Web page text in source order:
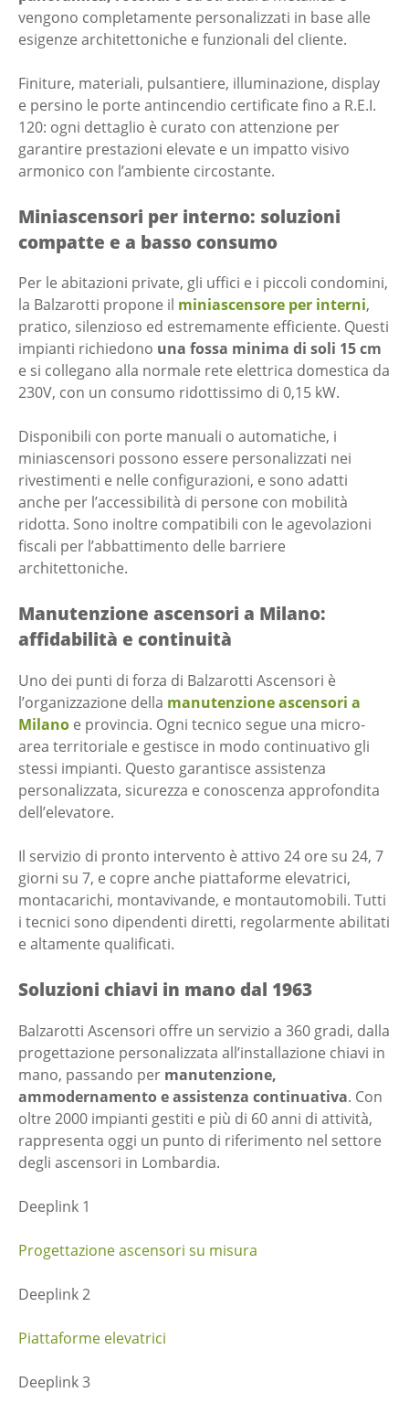
vengono completamente personalizzati in base alle
esigenze architettoniche e funzionali del cliente.
Finiture, materiali, pulsantiere, illuminazione, display
e persino le porte antincendio certificate fino a R.E.I.
120: ogni dettaglio è curato con attenzione per
garantire prestazioni elevate e un impatto visivo
armonico con l’ambiente circostante.
Miniascensori per interno: soluzioni
compatte e a basso consumo
Per le abitazioni private, gli uffici e i piccoli condomini,
la Balzarotti propone il miniascensore per interni,
pratico, silenzioso ed estremamente efficiente. Questi
impianti richiedono una fossa minima di soli 15 cm
e si collegano alla normale rete elettrica domestica da
230V, con un consumo ridottissimo di 0,15 kW.
Disponibili con porte manuali o automatiche, i
miniascensori possono essere personalizzati nei
rivestimenti e nelle configurazioni, e sono adatti
anche per l’accessibilità di persone con mobilità
ridotta. Sono inoltre compatibili con le agevolazioni
fiscali per l’abbattimento delle barriere
architettoniche.
Manutenzione ascensori a Milano:
affidabilità e continuità
Uno dei punti di forza di Balzarotti Ascensori è
l’organizzazione della manutenzione ascensori a
Milano e provincia. Ogni tecnico segue una micro-
area territoriale e gestisce in modo continuativo gli
stessi impianti. Questo garantisce assistenza
personalizzata, sicurezza e conoscenza approfondita
dell’elevatore.
Il servizio di pronto intervento è attivo 24 ore su 24, 7
giorni su 7, e copre anche piattaforme elevatrici,
montacarichi, montavivande, e montautomobili. Tutti
i tecnici sono dipendenti diretti, regolarmente abilitati
e altamente qualificati.
Soluzioni chiavi in mano dal 1963
Balzarotti Ascensori offre un servizio a 360 gradi, dalla
progettazione personalizzata all’installazione chiavi in
mano, passando per manutenzione,
ammodernamento e assistenza continuativa. Con
oltre 2000 impianti gestiti e più di 60 anni di attività,
rappresenta oggi un punto di riferimento nel settore
degli ascensori in Lombardia.
Deeplink 1
Progettazione ascensori su misura
Deeplink 2
Piattaforme elevatrici
Deeplink 3